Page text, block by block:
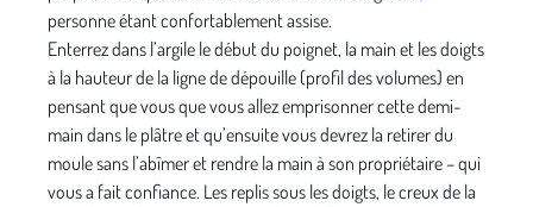
personne étant confortablement assise.
Enterrez dans l’argile le début du poignet, la main et les doigts
à la hauteur de la ligne de dépouille (profil des volumes) en
pensant que vous que vous allez emprisonner cette demi-
main dans le plâtre et qu’ensuite vous devrez la retirer du
moule sans l’abîmer et rendre la main à son propriétaire – qui
vous a fait confiance. Les replis sous les doigts, le creux de la